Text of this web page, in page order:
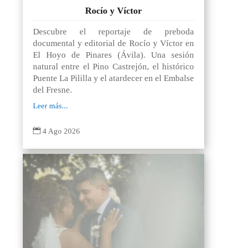
Rocío y Víctor
Descubre el reportaje de preboda
documental y editorial de Rocío y Víctor en
El Hoyo de Pinares (Ávila). Una sesión
natural entre el Pino Castrejón, el histórico
Puente La Pililla y el atardecer en el Embalse
del Fresne.
Leer más...
 4 Ago 2026